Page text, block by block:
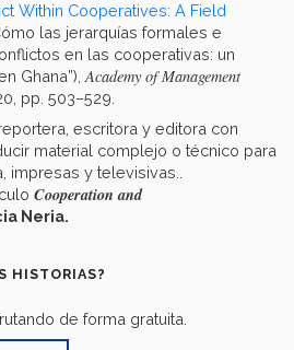
Within Cooperatives: A Field
las jerarquías formales e
en las cooperativas: un
Ghana”), Academy of Management
pp. 503–529.
escritora y editora con
material complejo o técnico para
impresas y televisivas..
Cooperation and
Neria.
HISTORIAS?
de forma gratuita.